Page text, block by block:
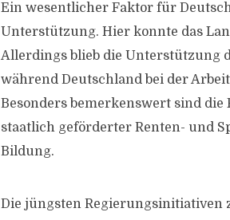
Ein wesentlicher Faktor für
Unterstützung. Hier konnte das
Allerdings blieb die Unterstützung
während Deutschland bei der
Besonders bemerkenswert sind
staatlich geförderter Renten- und
Bildung.
Die jüngsten